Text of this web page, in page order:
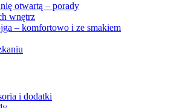
otwartą – porady
wnętrz
– komfortowo i ze smakiem
i dodatki